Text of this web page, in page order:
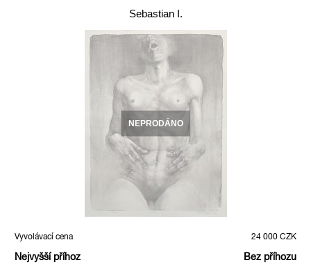
Sebastian I.
NEPRODÁNO
Vyvolávací cena 24 000 CZK
Nejvyšší příhoz Bez příhozu